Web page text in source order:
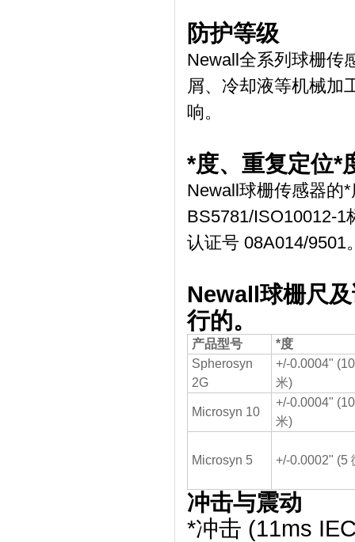
防护等级
Newall全系列球栅传
屑、冷却液等机械加
响。
*度、重复定位*
Newall球栅传感器的
BS5781/ISO10012-1
认证号 08A014/9501
Newall球栅尺
行的。
产品型号
*度
Spherosyn
2G
+/-0.0004"
米)
Microsyn 10
+/-0.0004"
米)
Microsyn 5 +/-0.0002" (5
冲击与震动
*冲击 (11ms